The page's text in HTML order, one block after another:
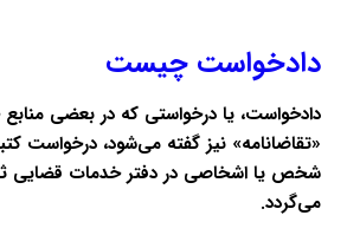
دادخواست چیست
دادخواست، یا درخواستی که در بعضی
«تقاضانامه» نیز گفته می‌شود، درخواست
شخص یا اشخاصی در دفتر خدمات قضایی
می‌گردد.